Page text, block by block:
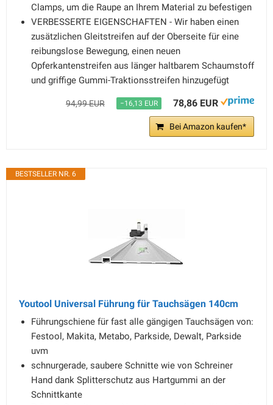
Clamps, um die Raupe an Ihrem Material zu befestigen
VERBESSERTE EIGENSCHAFTEN - Wir haben einen
zusätzlichen Gleitstreifen auf der Oberseite für eine
reibungslose Bewegung, einen neuen
Opferkantenstreifen aus länger haltbarem Schaumstoff
und griffige Gummi-Traktionsstreifen hinzugefügt
94,99 EUR −16,13 EUR 78,86 EUR
Bei Amazon kaufen*
BESTSELLER NR. 6
Youtool Universal Führung für Tauchsägen 140cm
Führungschiene für fast alle gängigen Tauchsägen von:
Festool, Makita, Metabo, Parkside, Dewalt, Parkside
uvm
schnurgerade, saubere Schnitte wie von Schreiner
Hand dank Splitterschutz aus Hartgummi an der
Schnittkante